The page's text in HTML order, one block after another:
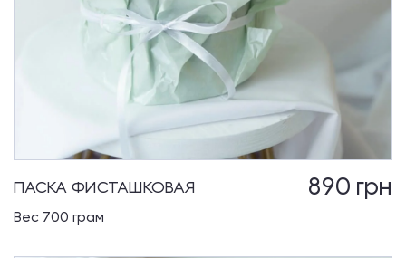
ПАСКА ФИСТАШКОВАЯ 890 грн
Вес 700 грам